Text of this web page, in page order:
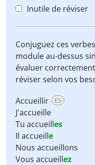
Inutile de réviser
Conjuguez ces
module au-dessus
évaluer
réviser selon vos
Accueillir
ES
J'accueille
Tu accueilles
Il accueille
Nous accueillons
Vous accueillez